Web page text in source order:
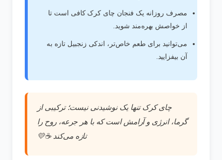
مصرف روزانه یک فنجان چای کرک کافی است تا
از خواصش بهره‌مند شوید.
می‌توانید برای طعم خاص‌تر، اندکی زنجبیل تازه به
آن بیفزایید.
چای کرک تنها یک نوشیدنی نیست؛ ترکیبی از
گرما، انرژی و آرامش است که با هر جرعه، روح را
تازه می‌کند ☕💛